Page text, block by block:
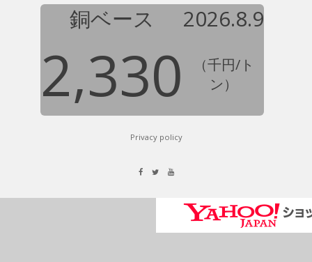
銅ベース 2026.8.9
2,330
（千円/ト
ン）
Privacy policy